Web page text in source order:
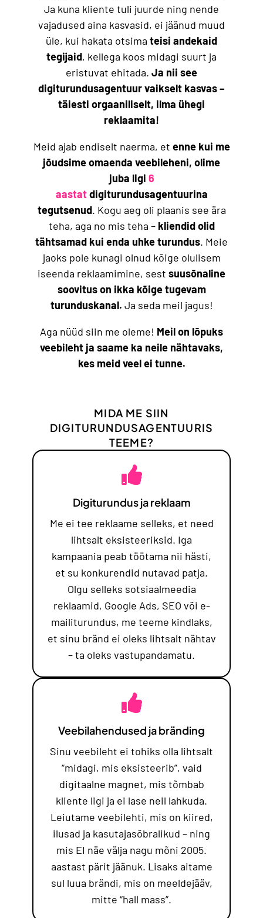
Ja kuna kliente tuli juurde ning nende
vajadused aina kasvasid, ei jäänud muud
üle, kui hakata otsima teisi andekaid
tegijaid, kellega koos midagi suurt ja
eristuvat ehitada. Ja nii see
digiturundusagentuur vaikselt kasvas –
täiesti orgaaniliselt, ilma ühegi
reklaamita!
Meid ajab endiselt naerma, et enne kui me
jõudsime omaenda veebileheni, olime
juba ligi 6
aastatdigiturundusagentuurina
tegutsenud. Kogu aeg oli plaanis see ära
teha, aga no mis teha – kliendid olid
tähtsamad kui enda uhke turundus. Meie
jaoks pole kunagi olnud kõige olulisem
iseenda reklaamimine, sest suusõnaline
soovitus on ikka kõige tugevam
turunduskanal. Ja seda meil jagus!
Aga nüüd siin me oleme! Meil on lõpuks
veebileht ja saame ka neile nähtavaks,
kes meid veel ei tunne.
MIDA ME SIIN
DIGITURUNDUSAGENTUURIS
TEEME?
Digiturundus ja reklaam
Me ei tee reklaame selleks, et need
lihtsalt eksisteeriksid. Iga
kampaania peab töötama nii hästi,
et su konkurendid nutavad patja.
Olgu selleks sotsiaalmeedia
reklaamid, Google Ads, SEO või e-
mailiturundus, me teeme kindlaks,
et sinu bränd ei oleks lihtsalt nähtav
– ta oleks vastupandamatu.
Veebilahendused ja bränding
Sinu veebileht ei tohiks olla lihtsalt
“midagi, mis eksisteerib”, vaid
digitaalne magnet, mis tõmbab
kliente ligi ja ei lase neil lahkuda.
Leiutame veebilehti, mis on kiired,
ilusad ja kasutajasõbralikud – ning
mis EI näe välja nagu mõni 2005.
aastast pärit jäänuk. Lisaks aitame
sul luua brändi, mis on meeldejääv,
mitte “hall mass”.